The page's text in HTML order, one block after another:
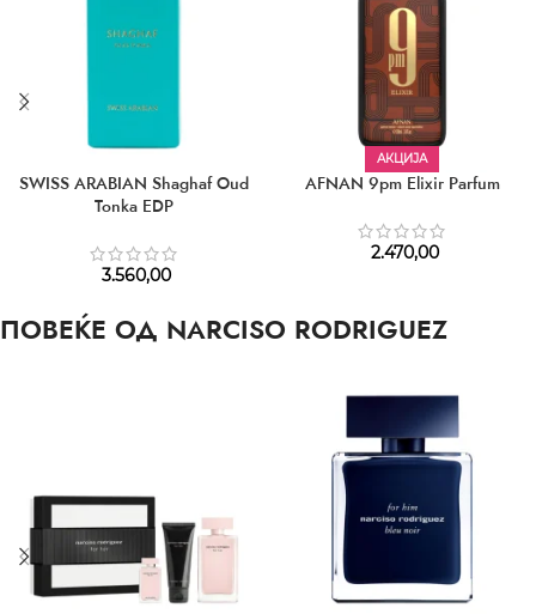
SWISS ARABIAN Shaghaf Oud
Tonka EDP
3.560,00
АКЦИЈА
AFNAN 9pm Elixir Parfum
2.470,00
ПОВЕЌЕ ОД NARCISO RODRIGUEZ